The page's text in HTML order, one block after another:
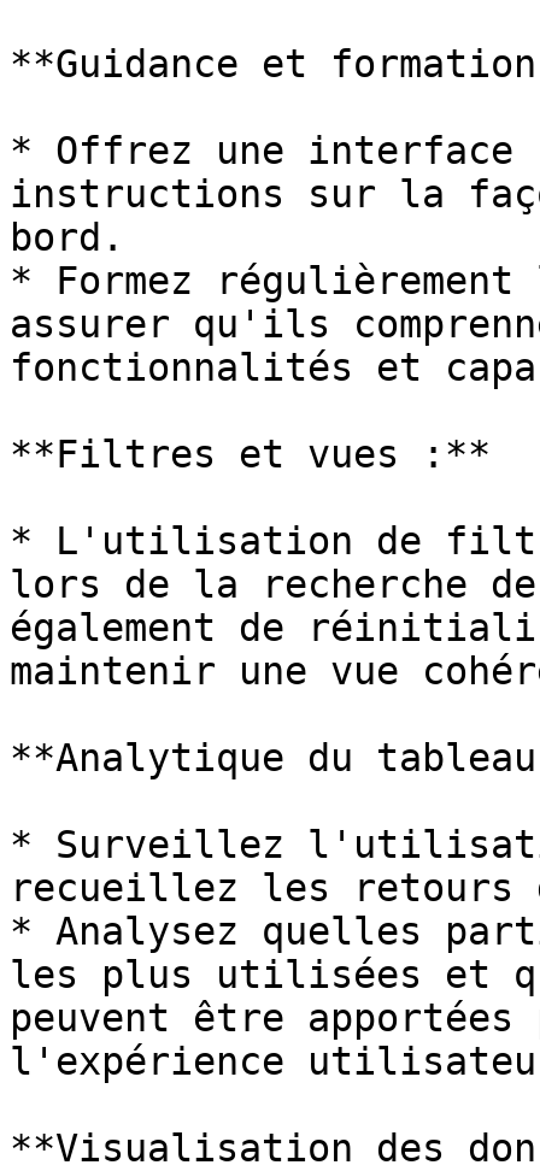
**Guidance et
* Offrez une interface
instructions sur la
bord.
* Formez
assurer qu'ils
fonctionnalités et
**Filtres et vues :**
* L'utilisation de
lors de la recherche de
également de
maintenir une vue
**Analytique du
* Surveillez
recueillez les
* Analysez quelles
les plus utilisées et
peuvent être apportées
l'expérience
**Visualisation des